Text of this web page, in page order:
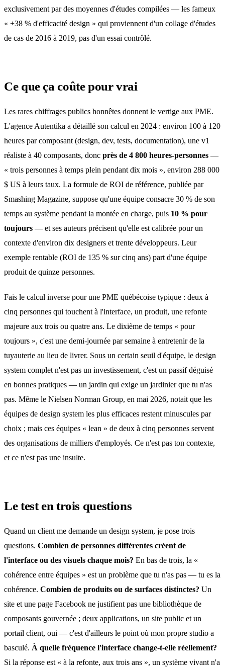
exclusivement par des moyennes d'études compilées — les fameux
« +38 % d'efficacité design » qui proviennent d'un collage d'études
de cas de 2016 à 2019, pas d'un essai contrôlé.
Ce que ça coûte pour vrai
Les rares chiffrages publics honnêtes donnent le vertige aux PME.
L'agence Autentika a détaillé son calcul en 2024 : environ 100 à 120
heures par composant (design, dev, tests, documentation), une v1
réaliste à 40 composants, donc près de 4 800 heures-personnes —
« trois personnes à temps plein pendant dix mois », environ 288 000
$ US à leurs taux. La formule de ROI de référence, publiée par
Smashing Magazine, suppose qu'une équipe consacre 30 % de son
temps au système pendant la montée en charge, puis 10 % pour
toujours — et ses auteurs précisent qu'elle est calibrée pour un
contexte d'environ dix designers et trente développeurs. Leur
exemple rentable (ROI de 135 % sur cinq ans) part d'une équipe
produit de quinze personnes.
Fais le calcul inverse pour une PME québécoise typique : deux à
cinq personnes qui touchent à l'interface, un produit, une refonte
majeure aux trois ou quatre ans. Le dixième de temps « pour
toujours », c'est une demi-journée par semaine à entretenir de la
tuyauterie au lieu de livrer. Sous un certain seuil d'équipe, le design
system complet n'est pas un investissement, c'est un passif déguisé
en bonnes pratiques — un jardin qui exige un jardinier que tu n'as
pas. Même le Nielsen Norman Group, en mai 2026, notait que les
équipes de design system les plus efficaces restent minuscules par
choix ; mais ces équipes « lean » de deux à cinq personnes servent
des organisations de milliers d'employés. Ce n'est pas ton contexte,
et ce n'est pas une insulte.
Le test en trois questions
Quand un client me demande un design system, je pose trois
questions. Combien de personnes différentes créent de
l'interface ou des visuels chaque mois? En bas de trois, la «
cohérence entre équipes » est un problème que tu n'as pas — tu es la
cohérence. Combien de produits ou de surfaces distinctes? Un
site et une page Facebook ne justifient pas une bibliothèque de
composants gouvernée ; deux applications, un site public et un
portail client, oui — c'est d'ailleurs le point où mon propre studio a
basculé. À quelle fréquence l'interface change-t-elle réellement?
Si la réponse est « à la refonte, aux trois ans », un système vivant n'a